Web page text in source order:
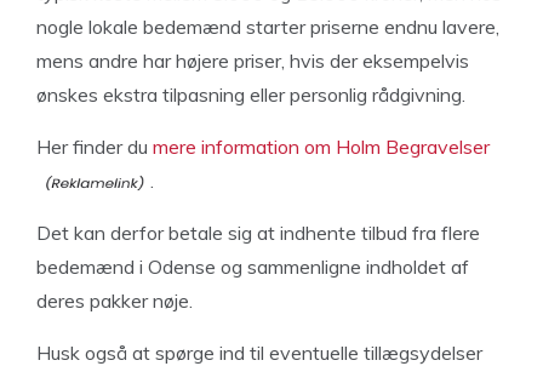
nogle lokale bedemænd starter priserne endnu lavere,
mens andre har højere priser, hvis der eksempelvis
ønskes ekstra tilpasning eller personlig rådgivning.
Her finder du mere information om Holm Begravelser
Det kan derfor betale sig at indhente tilbud fra flere
bedemænd i Odense og sammenligne indholdet af
deres pakker nøje.
Husk også at spørge ind til eventuelle tillægsydelser